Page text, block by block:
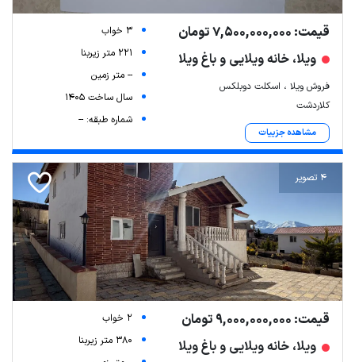
قیمت: 7,500,000,000 تومان
ویلا، خانه ویلایی و باغ ویلا
فروش ویلا ، اسکلت دوبلکس
کلاردشت
مشاهده جزییات
3 خواب
221 متر زیربنا
-- متر زمین
سال ساخت 1405
شماره طبقه: --
4 تصویر
قیمت: 9,000,000,000 تومان
ویلا، خانه ویلایی و باغ ویلا
2 خواب
380 متر زیربنا